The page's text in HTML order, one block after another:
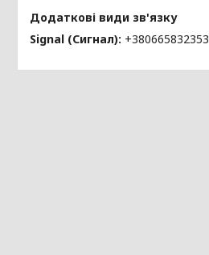
Signal (Сигнал) +380665832353